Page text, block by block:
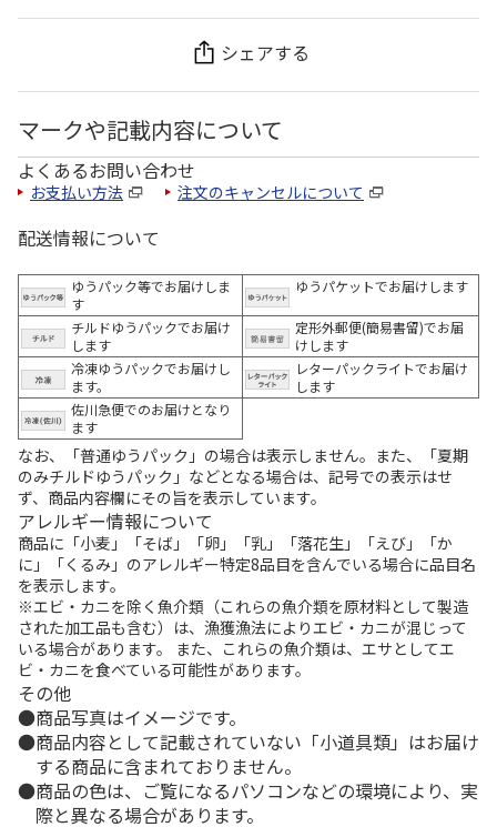
シェアする
マークや記載内容について
よくあるお問い合わせ
お支払い方法 注文のキャンセルについて
配送情報について
ゆうパック等でお届けしま
す
ゆうパケットでお届けします
チルドゆうパックでお届け
します
定形外郵便(簡易書留)でお届
けします
冷凍ゆうパックでお届けし
ます。
レターパックライトでお届け
します
佐川急便でのお届けとなり
ます
なお、「普通ゆうパック」の場合は表示しません。また、「夏期
のみチルドゆうパック」などとなる場合は、記号での表示はせ
ず、商品内容欄にその旨を表示しています。
アレルギー情報について
商品に「小麦」「そば」「卵」「乳」「落花生」「えび」「か
に」「くるみ」のアレルギー特定8品目を含んでいる場合に品目名
を表示します。
※エビ・カニを除く魚介類（これらの魚介類を原材料として製造
された加工品も含む）は、漁獲漁法によりエビ・カニが混じって
いる場合があります。 また、これらの魚介類は、エサとしてエ
ビ・カニを食べている可能性があります。
その他
商品写真はイメージです。
商品内容として記載されていない「小道具類」はお届け
する商品に含まれておりません。
商品の色は、ご覧になるパソコンなどの環境により、実
際と異なる場合があります。